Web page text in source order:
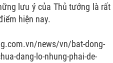
lưu ý của Thủ tướng là rất
hiện nay.
news/vn/bat-dong-
dang-lo-nhung-phai-de-